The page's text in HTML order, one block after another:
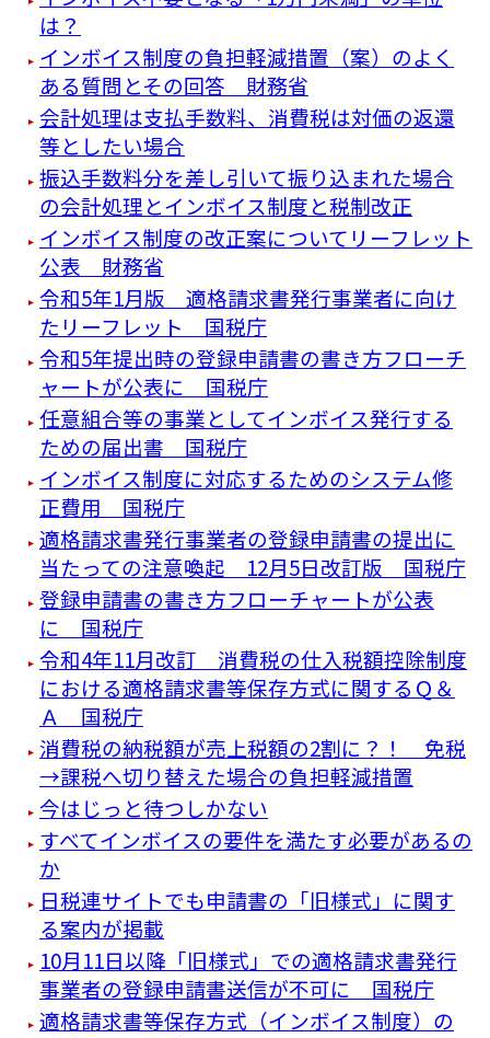
は？
インボイス制度の負担軽減措置（案）のよく
ある質問とその回答 財務省
会計処理は支払手数料、消費税は対価の返還
等としたい場合
振込手数料分を差し引いて振り込まれた場合
の会計処理とインボイス制度と税制改正
インボイス制度の改正案についてリーフレット
公表 財務省
令和5年1月版 適格請求書発行事業者に向け
たリーフレット 国税庁
令和5年提出時の登録申請書の書き方フローチ
ャートが公表に 国税庁
任意組合等の事業としてインボイス発行する
ための届出書 国税庁
インボイス制度に対応するためのシステム修
正費用 国税庁
適格請求書発行事業者の登録申請書の提出に
当たっての注意喚起 12月5日改訂版 国税庁
登録申請書の書き方フローチャートが公表
に 国税庁
令和4年11月改訂 消費税の仕入税額控除制度
における適格請求書等保存方式に関するＱ＆
Ａ 国税庁
消費税の納税額が売上税額の2割に？！ 免税
→課税へ切り替えた場合の負担軽減措置
今はじっと待つしかない
すべてインボイスの要件を満たす必要があるの
か
日税連サイトでも申請書の「旧様式」に関す
る案内が掲載
10月11日以降「旧様式」での適格請求書発行
事業者の登録申請書送信が不可に 国税庁
適格請求書等保存方式（インボイス制度）の